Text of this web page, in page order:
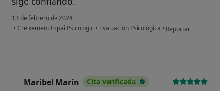
13 de febrero de 2024
• Creixement Espai Psicologic • Evaluación Psicológica • en opinión del
Reportar
Maribel Marín Cita verificada
Sí, una vez